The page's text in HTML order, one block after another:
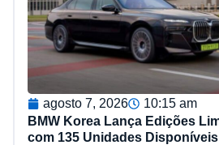
agosto 7, 2026
10:15 am
BMW Korea Lança Edições
com 135 Unidades Disponíveis